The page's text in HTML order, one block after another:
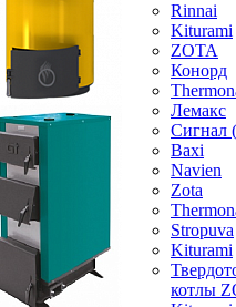
Rinnai
Kiturami
ZOTA
Конорд
Лемакс
Baxi
Navien
Zota
Stropuva
Kiturami
котлы